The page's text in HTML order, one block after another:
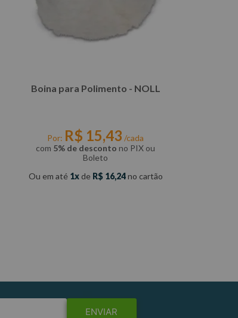
Boina para Polimento - NOLL
Por: R$ 15,43 /cada
com 5% de desconto no PIX ou
Boleto
Ou em até 1 de R$ 16,24no cartão
ENVIAR